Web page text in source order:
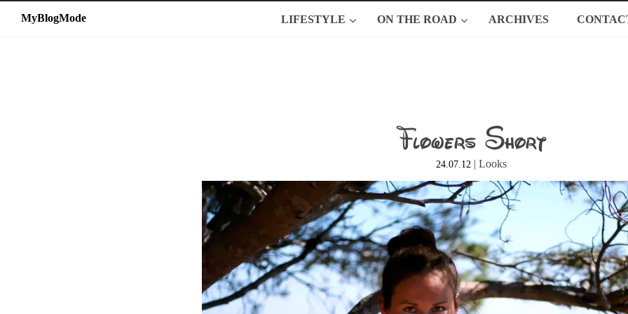
LIFESTYLE ON THE ROAD ARCHIVES
MyBlogMode
MyBlogMode
Flowers Short
24.07.12 | Looks